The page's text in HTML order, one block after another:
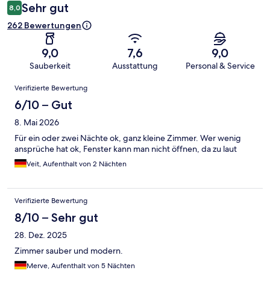
8,0 Sehr gut
262 Bewertungen
9,0
Sauberkeit
7,6
Ausstattung
9,0
Personal & Service
Bewertungen
Verifizierte Bewertung
6/10 – Gut
8. Mai 2026
Für ein oder zwei Nächte ok, ganz kleine Zimmer. Wer wenig
ansprüche hat ok, Fenster kann man nicht öffnen, da zu laut
Veit, Aufenthalt von 2 Nächten
Verifizierte Bewertung
8/10 – Sehr gut
28. Dez. 2025
Zimmer sauber und modern.
Merve, Aufenthalt von 5 Nächten